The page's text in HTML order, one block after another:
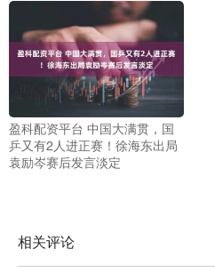
盈科配资平台 中国大满贯，国
乒又有2人进正赛！徐海东出局
袁励岑赛后发言淡定
相关评论